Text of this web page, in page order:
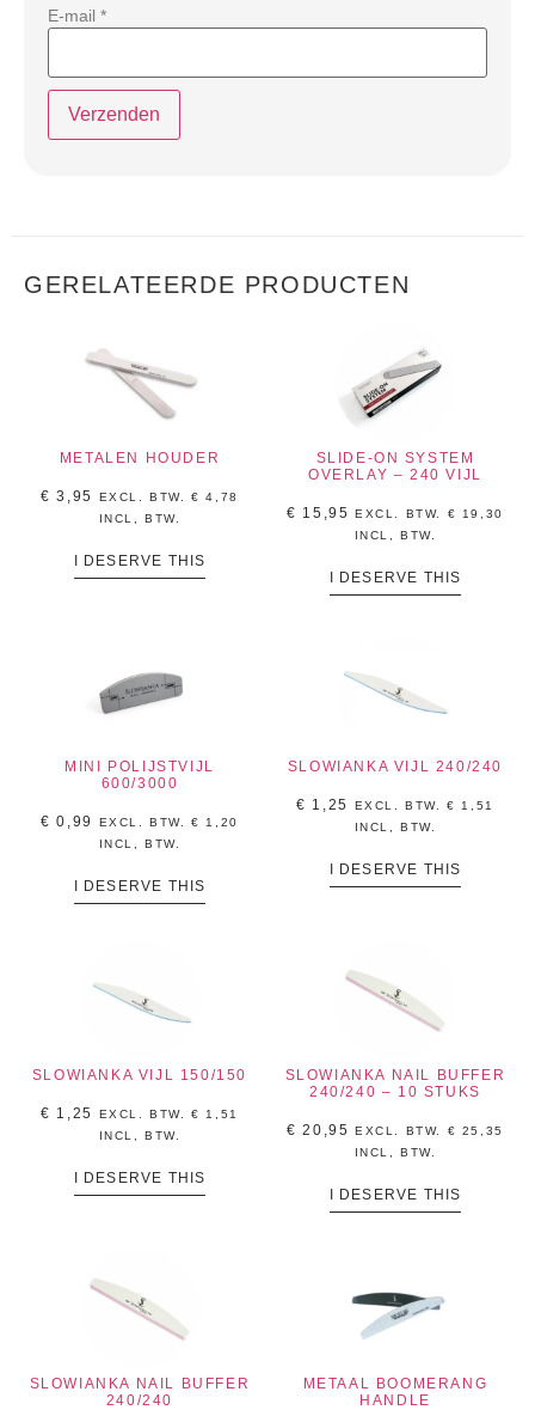
E-mail *
GERELATEERDE PRODUCTEN
METALEN HOUDER
€ 3,95 EXCL. BTW.€ 4,78
INCL, BTW.
I DESERVE THIS
SLIDE-ON SYSTEM
OVERLAY – 240 VIJL
€ 15,95 EXCL. BTW. €
19,30
INCL, BTW.
I DESERVE THIS
MINI POLIJSTVIJL
600/3000
€ 0,99 EXCL. BTW.€
1,20
INCL, BTW.
I DESERVE THIS
SLOWIANKA VIJL 240/240
€ 1,25 EXCL. BTW.€
1,51
INCL, BTW.
I DESERVE THIS
SLOWIANKA VIJL 150/150
€ 1,25 EXCL. BTW.€
1,51
INCL, BTW.
I DESERVE THIS
SLOWIANKA NAIL BUFFER
240/240 – 10 STUKS
€ 20,95 EXCL. BTW. € 25,35
INCL, BTW.
I DESERVE THIS
SLOWIANKA NAIL BUFFER
240/240
METAAL BOOMERANG
HANDLE